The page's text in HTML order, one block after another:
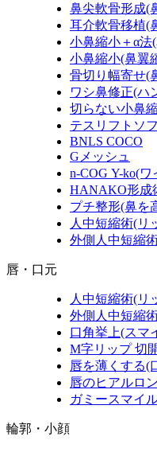
鼻尖軟骨形成(
耳介軟骨移植(
小鼻縮小＋α法
小鼻縮小(鼻翼
骨切り幅寄せ(
ワシ鼻修正(ハ
切らない小鼻
テスリフトソ
BNLS COCO
Gメッシュ
n-COG Y-ko(ワ
HANAKO形成
プチ整形(鼻を
人中短縮術(リ
外側人中短縮
唇・口元
人中短縮術(リ
外側人中短縮
口角挙上(スマ
M字リップ 切
唇を薄くする(
唇のヒアルロ
ガミースマイ
輪郭・小顔